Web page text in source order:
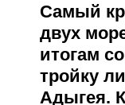
Самый
двух
итогам
тройку
Адыгея.